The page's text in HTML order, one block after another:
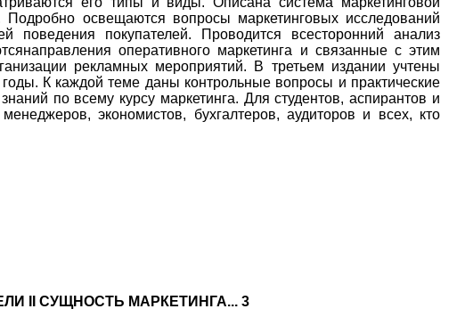
освещаются вопросы маркетинговых исследований
покупателей. Проводится всесторонний анализ
оперативного маркетинга и связанные с этим
рекламных мероприятий. В третьем издании учтены
К каждой теме даны контрольные вопросы и практические
по всему курсу маркетинга. Для студентов, аспирантов и
экономистов, бухгалтеров, аудиторов и всех, кто
II СУЩНОСТЬ МАРКЕТИНГА... 3